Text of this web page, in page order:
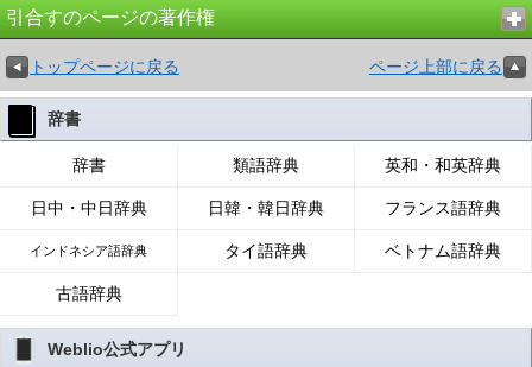
引合すのページの著作権
トップページに戻る ページ上部に戻る
辞書
辞書 類語辞典 英和・和英辞典
日中・中日辞典 日韓・韓日辞典 フランス語辞典
インドネシア語辞典 タイ語辞典 ベトナム語辞典
古語辞典
Weblio公式アプリ